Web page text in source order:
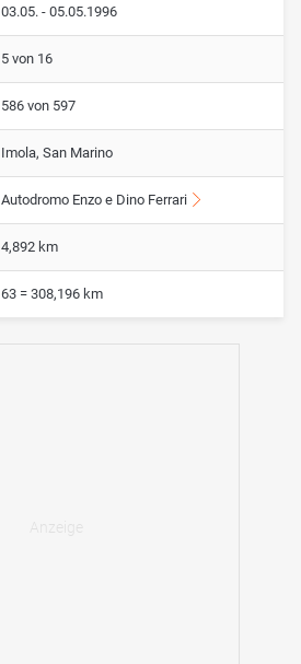
03.05. - 05.05.1996
5 von 16
586 von 597
Imola, San Marino
Autodromo Enzo e Dino Ferrari
4,892 km
63 = 308,196 km